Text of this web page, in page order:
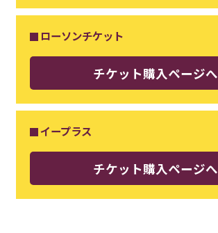
ローソンチケット
チケット購入ページへ
イープラス
チケット購入ページへ